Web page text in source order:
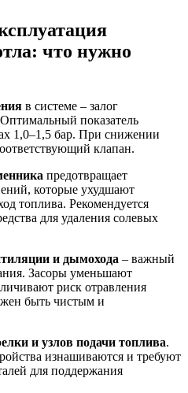
что нужно
в системе – залог
показатель
1,0–1,5 бар. При снижении
клапан.
предотвращает
которые ухудшают
топлива. Рекомендуется
для удаления солевых
и дымохода – важный
Засоры уменьшают
риск отравления
быть чистым и
и узлов подачи топлива.
изнашиваются и требуют
для поддержания